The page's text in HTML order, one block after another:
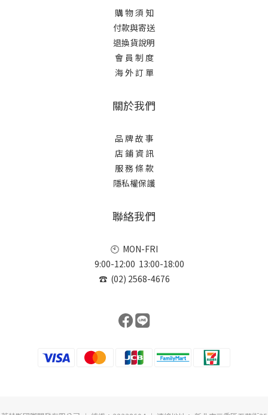
購 物 須 知
付款與寄送
退換貨說明
會 員 制 度
海 外 訂 單
關於我們
品 牌 故 事
店 鋪 資 訊
服 務 條 款
隱私權保護
聯絡我們
🕙 MON-FRI
9:00-12:00 13:00-18:00
☎ (02) 2568-4676